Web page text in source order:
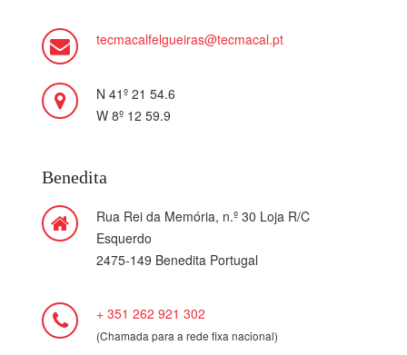
tecmacalfelgueiras@tecmacal.pt
N 41º 21 54.6
W 8º 12 59.9
Benedita
Rua Rei da Memória, n.º 30 Loja R/C
Esquerdo
2475-149 Benedita Portugal
+ 351 262 921 302
(Chamada para a rede fixa nacional)